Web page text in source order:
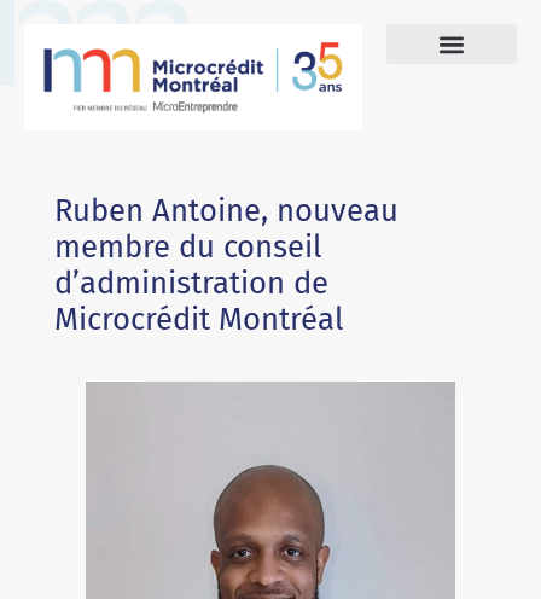
Ruben Antoine, nouveau
membre du conseil
d’administration de
Microcrédit Montréal